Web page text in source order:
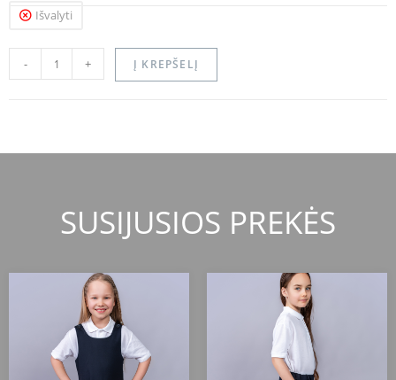
Išvalyti
- + Į KREPŠELĮ
SUSIJUSIOS PREKĖS